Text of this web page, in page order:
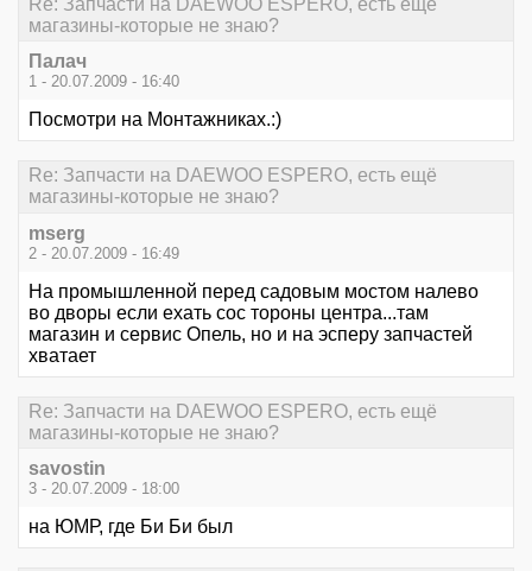
Re: Запчасти на DAEWOO ESPERO, есть ещё
магазины-которые не знаю?
Палач
1 - 20.07.2009 - 16:40
Посмотри на Монтажниках.:)
Re: Запчасти на DAEWOO ESPERO, есть ещё
магазины-которые не знаю?
mserg
2 - 20.07.2009 - 16:49
На промышленной перед садовым мостом налево
во дворы если ехать сос тороны центра...там
магазин и сервис Опель, но и на эсперу запчастей
хватает
Re: Запчасти на DAEWOO ESPERO, есть ещё
магазины-которые не знаю?
savostin
3 - 20.07.2009 - 18:00
на ЮМР, где Би Би был